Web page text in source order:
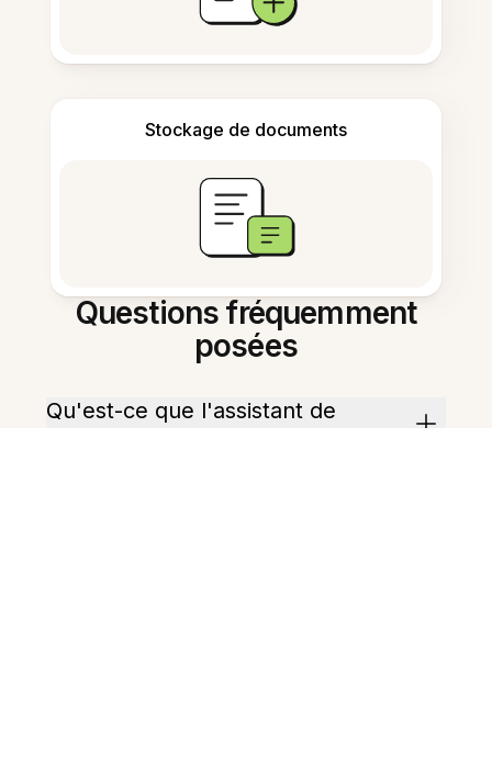
Stockage de documents
Questions fréquemment
posées
Qu'est-ce que l'assistant de